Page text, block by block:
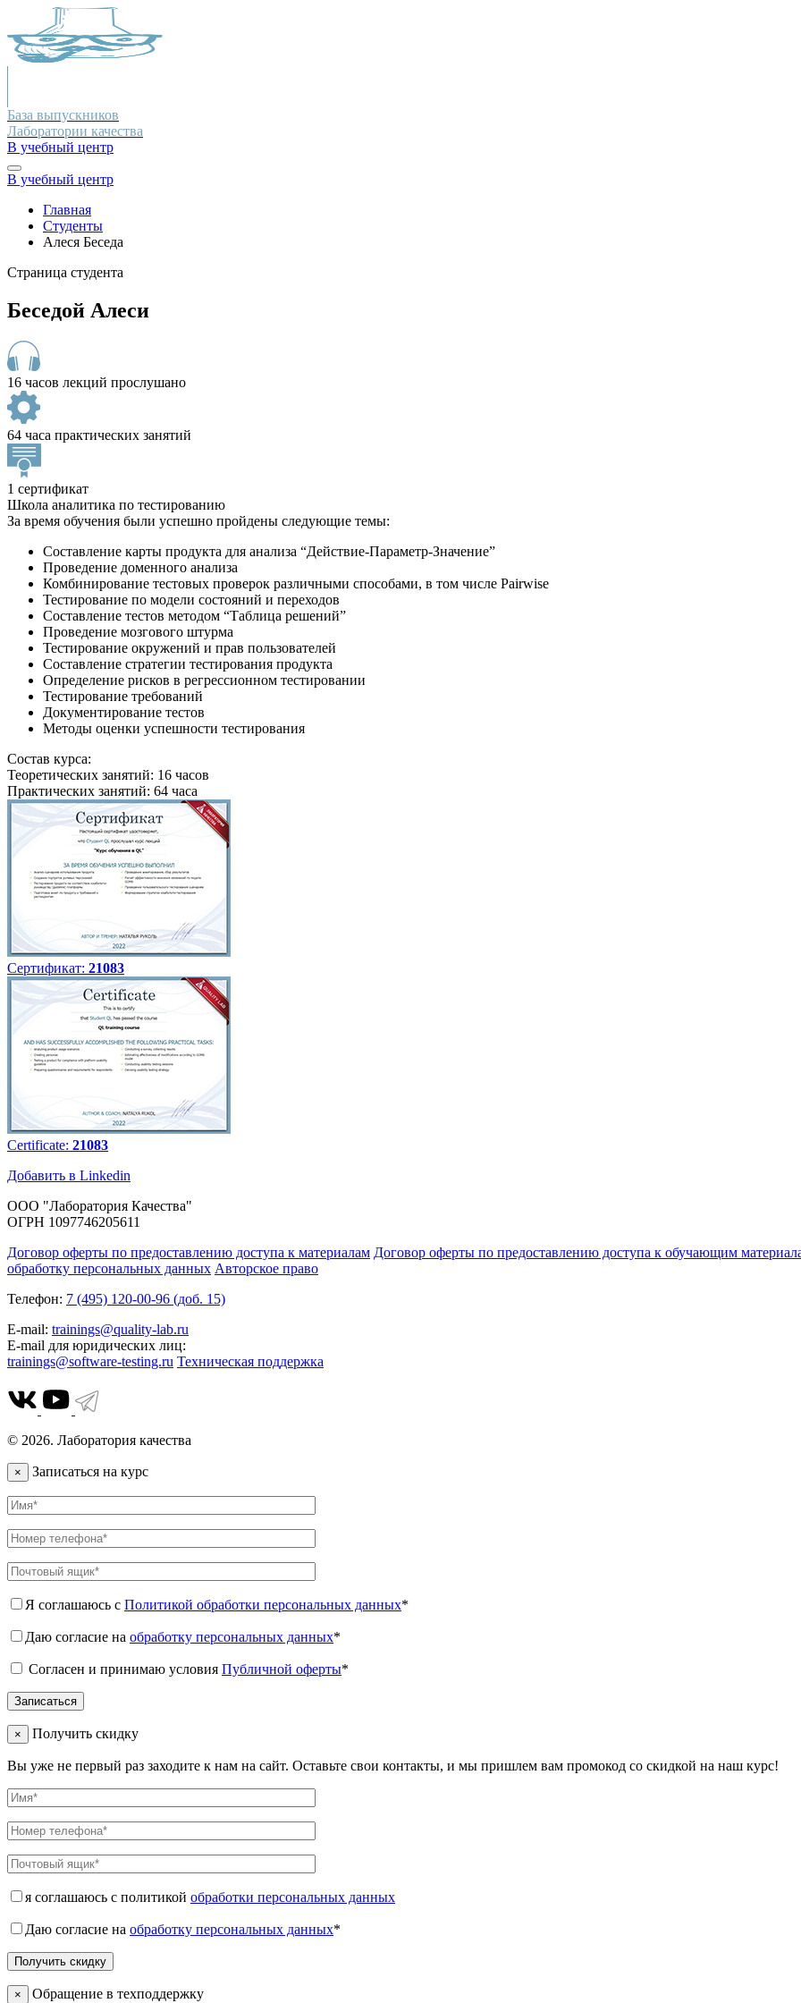
База выпускников
Лаборатории качества
В учебный центр
В учебный центр
Главная
Студенты
Алеся Беседа
Страница студента
Беседой Алеси
16 часов лекций прослушано
64 часа практических занятий
1 сертификат
Школа аналитика по тестированию
За время обучения были успешно пройдены следующие темы:
Составление карты продукта для анализа “Действие-Параметр-Значение”
Проведение доменного анализа
Комбинирование тестовых проверок различными способами, в том числе Pairwise
Тестирование по модели состояний и переходов
Составление тестов методом “Таблица решений”
Проведение мозгового штурма
Тестирование окружений и прав пользователей
Составление стратегии тестирования продукта
Определение рисков в регрессионном тестировании
Тестирование требований
Документирование тестов
Методы оценки успешности тестирования
Состав курса:
Теоретических занятий: 16 часов
Практических занятий: 64 часа
Сертификат: 21083
Certificate: 21083
Добавить в Linkedin
ООО "Лаборатория Качества"
ОГРН 1097746205611
Договор оферты по предоставлению доступа к материалам Договор оферты по предоставлению доступа к обучающим
обработку персональных данных Авторское право
Телефон: 7 (495) 120-00-96 (доб. 15)
E-mail: trainings@quality-lab.ru
E-mail для юридических лиц:
trainings@software-testing.ru Техническая поддержка
© 2026. Лаборатория качества
× Записаться на курс
Я соглашаюсь с Политикой обработки персональных данных*
Даю согласие на обработку персональных данных*
Согласен и принимаю условия Публичной оферты*
× Получить скидку
Вы уже не первый раз заходите к нам на сайт. Оставьте свои контакты, и мы пришлем вам промокод со скидкой на наш курс!
я соглашаюсь с политикой обработки персональных данных
Даю согласие на обработку персональных данных*
× Обращение в техподдержку